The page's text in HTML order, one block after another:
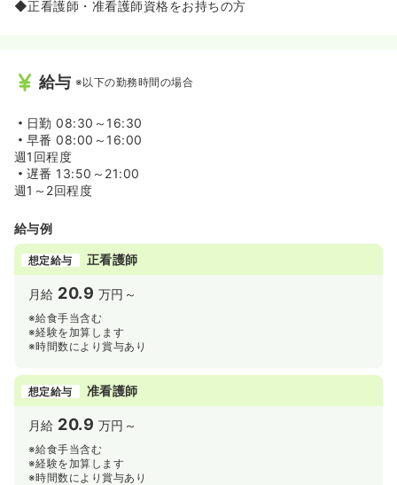
◆正看護師・准看護師資格をお持ちの方
給与 ※以下の勤務時間の場合
日勤 08:30～16:30
早番 08:00～16:00
週1回程度
遅番 13:50～21:00
週1～2回程度
給与例
想定給与 正看護師
月給 20.9 万円～
※給食手当含む
※経験を加算します
※時間数により賞与あり
想定給与 准看護師
月給 20.9 万円～
※給食手当含む
※経験を加算します
※時間数により賞与あり